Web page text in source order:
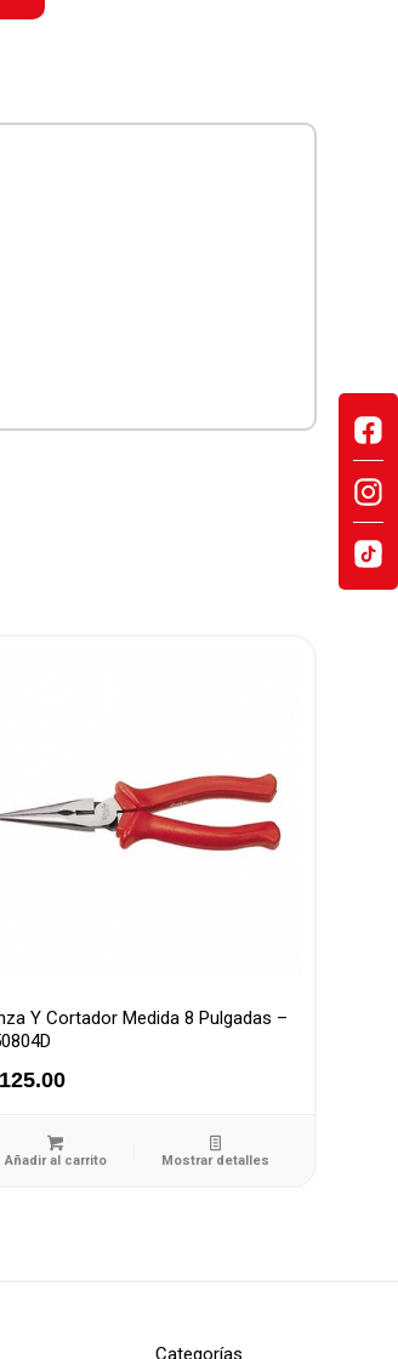
Y Cortador Medida 8 Pulgadas –
Añadir al carrito Mostrar detalles
Categorías